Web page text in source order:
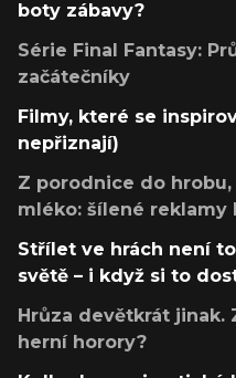
boty zábavy?
Série Final Fantasy:
začátečníky
Filmy, které se
nepřiznají)
Z porodnice do
mléko: šílené reklamy
Střílet ve hrách není
světě – i když si to
Hrůza devětkrát
herní horory?